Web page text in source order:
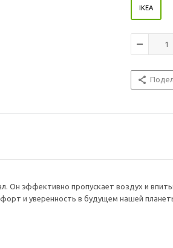
IKEA
Он эффективно пропускает воздух и
и уверенность в будущем нашей